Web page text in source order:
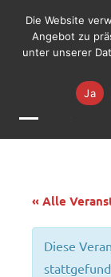
springen
LiLO
Liste
Lebenswerte
Ortenau
« Alle
Diese
Die Website
Angebot zu
unter unserer
Ja